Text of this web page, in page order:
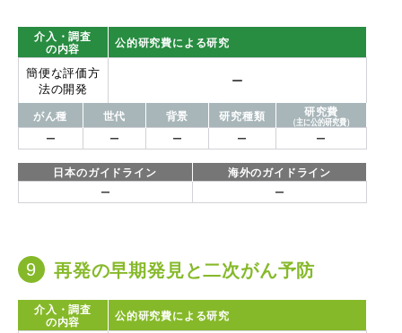
介入・調査
の内容 公的研究費による研究
簡便な評価方
法の開発
ー
がん種 世代 背景 研究種類 研究費
（主に公的研究費）
ー ー ー ー ー
日本のガイドライン 海外のガイドライン
ー ー
再発の早期発見と二次がん予防
介入・調査
の内容 公的研究費による研究